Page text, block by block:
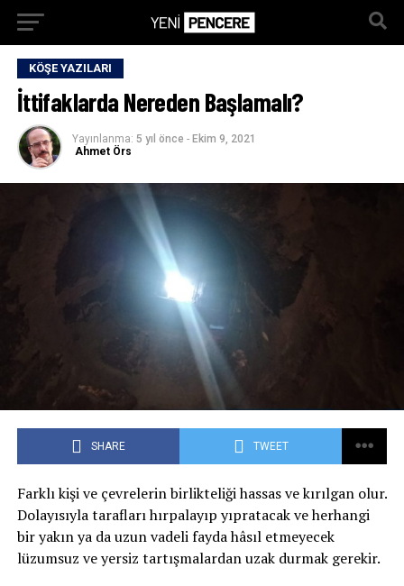
KÖŞE YAZILARI
İttifaklarda Nereden Başlamalı?
Yayınlanma: 5 yıl önce - Ekim 9, 2021
Ahmet Örs
SHARE TWEET
Farklı kişi ve çevrelerin birlikteliği hassas ve kırılgan olur.
Dolayısıyla tarafları hırpalayıp yıpratacak ve herhangi
bir yakın ya da uzun vadeli fayda hâsıl etmeyecek
lüzumsuz ve yersiz tartışmalardan uzak durmak gerekir.